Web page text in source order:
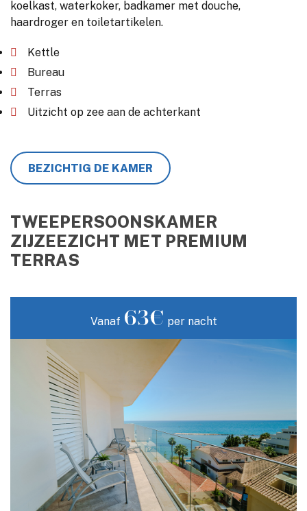
koelkast, waterkoker, badkamer met douche,
haardroger en toiletartikelen.
Kettle
Bureau
Terras
Uitzicht op zee aan de achterkant
BEZICHTIG DE KAMER
TWEEPERSOONSKAMER
ZIJZEEZICHT MET PREMIUM
TERRAS
Vanaf 63€ per nacht